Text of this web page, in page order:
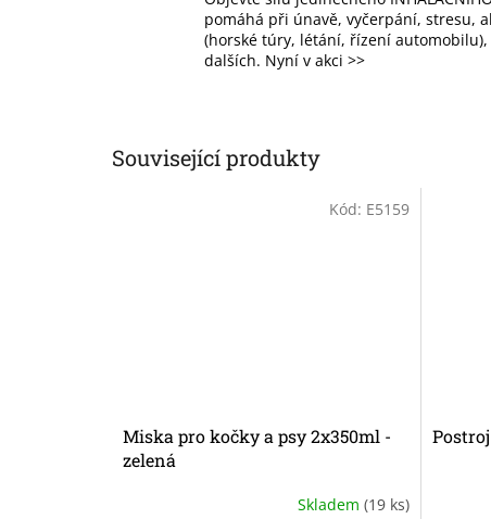
pomáhá při únavě, vyčerpání, stresu,
(horské túry, létání, řízení
dalších. Nyní v akci >>
Související produkty
Miska pro kočky a psy 2x350ml -
zelená
Skladem (19 ks)
Kód: E5159